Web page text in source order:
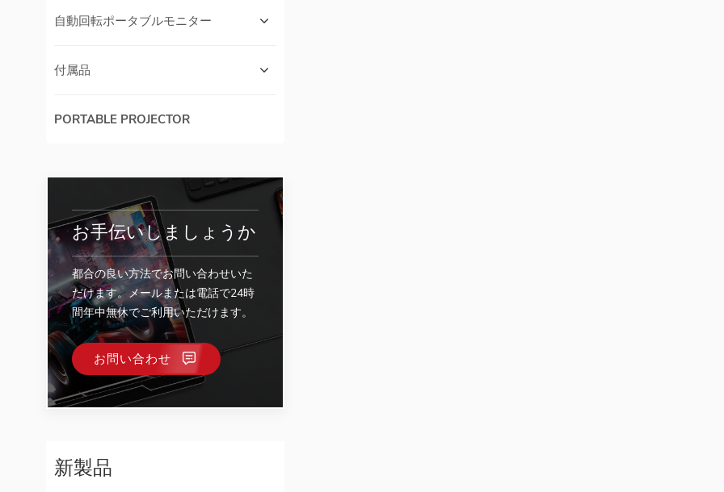
自動回転ポータブルモニター
付属品
PORTABLE PROJECTOR
お手伝いしましょうか
都合の良い方法でお問い合わせいた
だけます。メールまたは電話で24時
間年中無休でご利用いただけます。
お問い合わせ
新製品